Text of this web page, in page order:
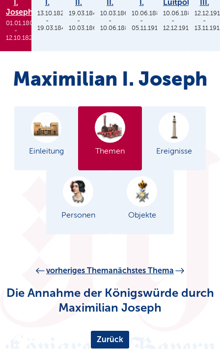
I.
Joseph
01.01.1806
-
12.10.1825
I.
13.10.1825
-
19.03.1848
II.
19.03.1848
-
10.03.1864
II.
10.03.1864
-
10.06.1886
I.
10.06.1886
-
05.11.1913
Luitpold
10.06.1886
-
12.12.1912
III.
-
Maximilian I. Joseph
Einleitung Themen Ereignisse
Personen Objekte
vorheriges Themanächstes Thema
Die Annahme der Königswürde durch
Maximilian Joseph
Zurück